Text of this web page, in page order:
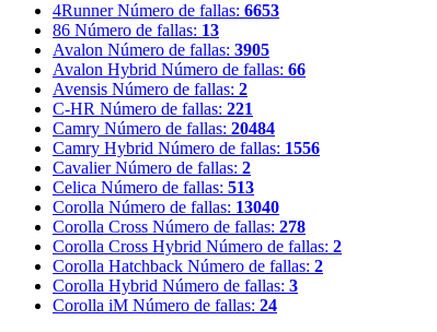
4Runner Número de fallas: 6653
86 Número de fallas: 13
Avalon Número de fallas: 3905
Avalon Hybrid Número de fallas: 66
Avensis Número de fallas: 2
C-HR Número de fallas: 221
Camry Número de fallas: 20484
Camry Hybrid Número de fallas: 1556
Cavalier Número de fallas: 2
Celica Número de fallas: 513
Corolla Número de fallas: 13040
Corolla Cross Número de fallas: 278
Corolla Cross Hybrid Número de fallas: 2
Corolla Hatchback Número de fallas: 2
Corolla Hybrid Número de fallas: 3
Corolla iM Número de fallas: 24